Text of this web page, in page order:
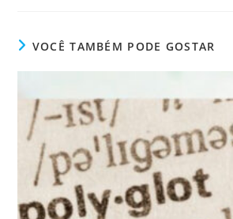
VOCÊ TAMBÉM PODE GOSTAR